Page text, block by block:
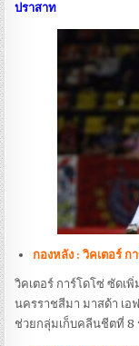
ปราสาท
กองหลัง : วิคเตอร์ ก
วิคเตอร์ การ์โดโซ่ ซัดเ
นครราชสีมา มาสด้า เ
ช่วยกลุ่มเก็บคลีนชีตที่ 8